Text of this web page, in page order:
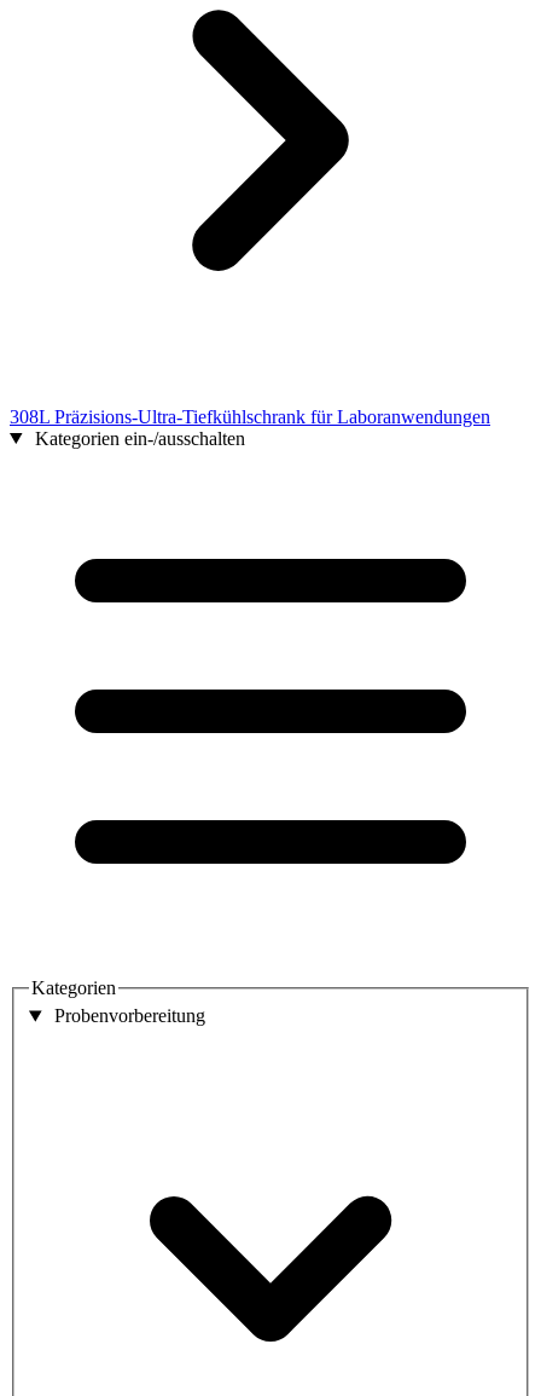
308L Präzisions-Ultra-Tiefkühlschrank für Laboranwendungen
Kategorien ein-/ausschalten
Kategorien
Probenvorbereitung